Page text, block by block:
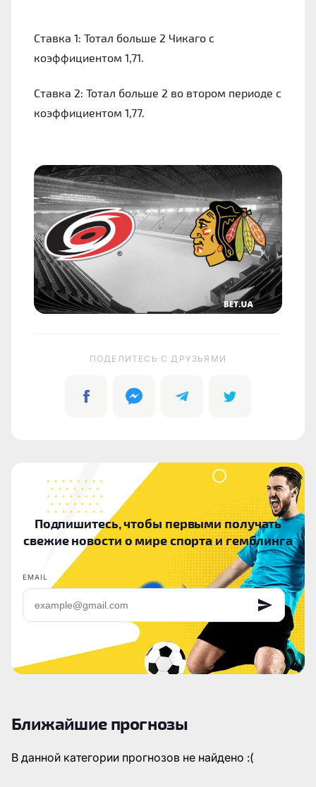
Ставка 1: Тотал больше 2 Чикаго с
коэффициентом 1,71.
Ставка 2: Тотал больше 2 во втором периоде с
коэффициентом 1,77.
ПОДЕЛИТЕСЬ C ДРУЗЬЯМИ
Подпишитесь, чтобы первыми получать
свежие новости о мире спорта и гемблинга
EMAIL
Ближайшие прогнозы
В данной категории прогнозов не найдено :(